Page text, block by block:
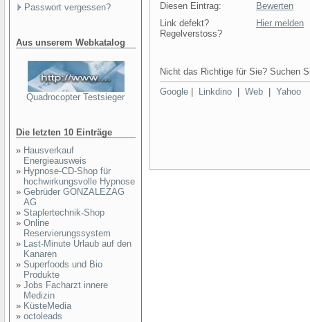
Passwort vergessen?
Aus unserem Webkatalog
Quadrocopter Testsieger
Die letzten 10 Einträge
» Hausverkauf
Energieausweis
» Hypnose-CD-Shop für
hochwirkungsvolle Hypnose
» Gebrüder GONZALEZAG
AG
» Staplertechnik-Shop
» Online
Reservierungssystem
» Last-Minute Urlaub auf den
Kanaren
» Superfoods und Bio
Produkte
» Jobs Facharzt innere
Medizin
» KüsteMedia
» octoleads
Diesen Eintrag:
Bewerten
Link defekt?
Regelverstoss?
Hier melden
Nicht das Richtige für Sie? Suchen
Google
Linkdino Web Yahoo